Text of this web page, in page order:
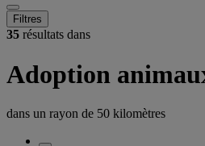
Filtres
35 résultats dans
Adoption
dans un rayon de 50 kilomètres